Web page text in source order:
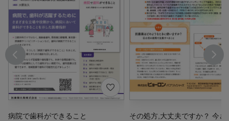
病院で歯科ができること
その処方,大丈夫ですか？ 今さ